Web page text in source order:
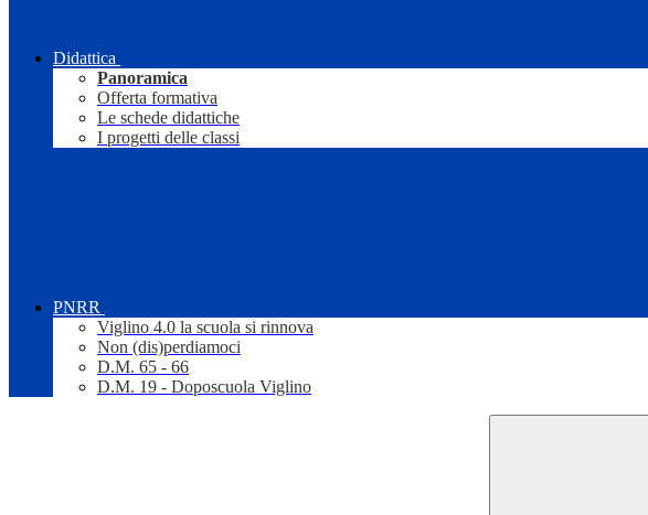
Didattica
Panoramica
Offerta formativa
Le schede didattiche
I progetti delle classi
PNRR
Viglino 4.0 la scuola si rinnova
Non (dis)perdiamoci
D.M. 65 - 66
D.M. 19 - Doposcuola Viglino